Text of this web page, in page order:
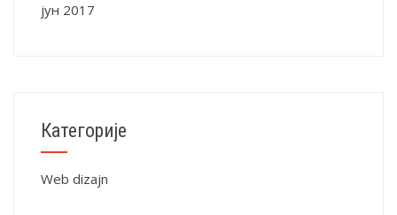
јун 2017
Категорије
Web dizajn